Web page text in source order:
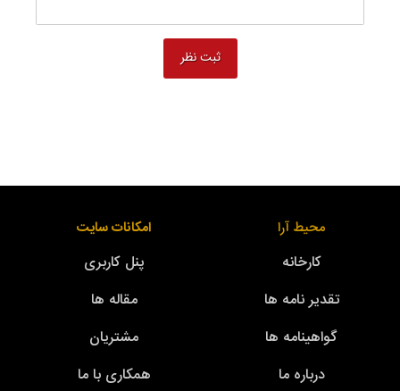
محیط آرا
کارخانه
تقدیر نامه ها
گواهینامه ها
درباره ما
امکانات سایت
پنل کاربری
مقاله ها
مشتریان
همکاری با ما